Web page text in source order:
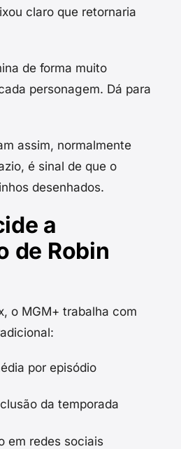
claro que retornaria
de forma muito
personagem. Dá para
assim, normalmente
é sinal de que o
desenhados.
a
de Robin
o MGM+ trabalha com
por episódio
da temporada
em redes sociais